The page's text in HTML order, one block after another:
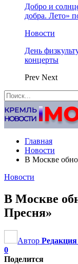
Добро и
добра. Лето»
Новости
День
концерты
Prev Next
Главная
Новости
В Москве
Новости
В Москве
Пресня»
Автор Редакция
0
Поделится